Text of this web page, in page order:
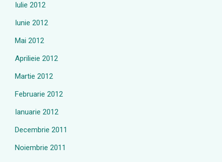
Iulie 2012
Iunie 2012
Mai 2012
Aprilieie 2012
Martie 2012
Februarie 2012
Ianuarie 2012
Decembrie 2011
Noiembrie 2011